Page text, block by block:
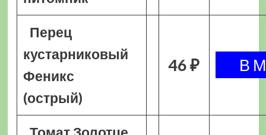
Перец
кустарниковый
Феникс
(острый)
46 ₽